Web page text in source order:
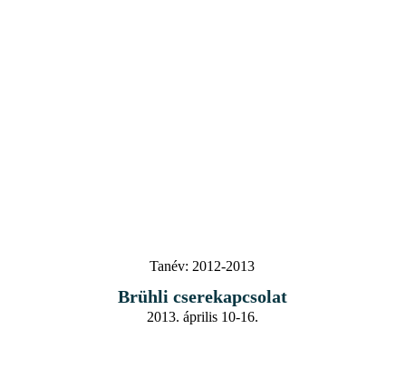
Tanév: 2012-2013
Brühli cserekapcsolat
2013. április 10-16.